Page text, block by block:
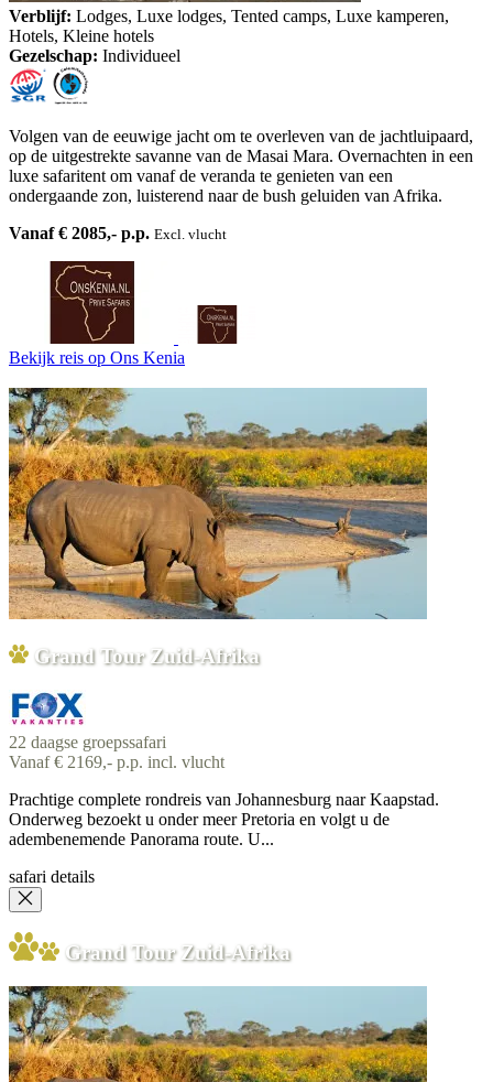
Verblijf: Lodges, Luxe lodges, Tented camps, Luxe kamperen,
Hotels, Kleine hotels
Gezelschap: Individueel
Volgen van de eeuwige jacht om te overleven van de jachtluipaard,
op de uitgestrekte savanne van de Masai Mara. Overnachten in een
luxe safaritent om vanaf de veranda te genieten van een
ondergaande zon, luisterend naar de bush geluiden van Afrika.
Vanaf € 2085,- p.p. Excl. vlucht
Bekijk reis op Ons Kenia
Grand Tour Zuid-Afrika
22 daagse groepssafari
Vanaf € 2169,- p.p. incl. vlucht
Prachtige complete rondreis van Johannesburg naar Kaapstad.
Onderweg bezoekt u onder meer Pretoria en volgt u de
adembenemende Panorama route. U...
safari details
Grand Tour Zuid-Afrika